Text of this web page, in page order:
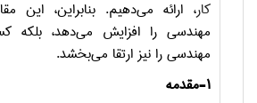
کار، ارائه می‌دهیم. بنابراین، این
مهندسی را افزایش می‌دهد،
مهندسی را نیز ارتقا می‌بخشد.
۱-مقدمه